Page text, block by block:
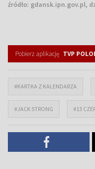
źródło: gdansk.ipn.gov.pl,
Pobierz aplikację TVP
#KARTKA Z KALENDARZA
#JACK STRONG #13